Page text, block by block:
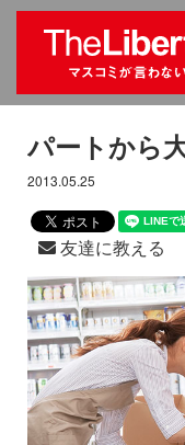
パートから
2013.05.25
友達に教える